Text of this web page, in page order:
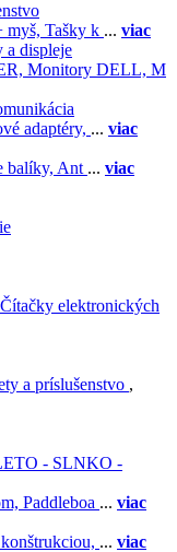
myš, Tašky k ... viac
a displeje
Monitory DELL, M
adaptéry, ... viac
balíky, Ant ... viac
Čítačky elektronických
a príslušenstvo ,
- SLNKO -
Paddleboa ... viac
... viac